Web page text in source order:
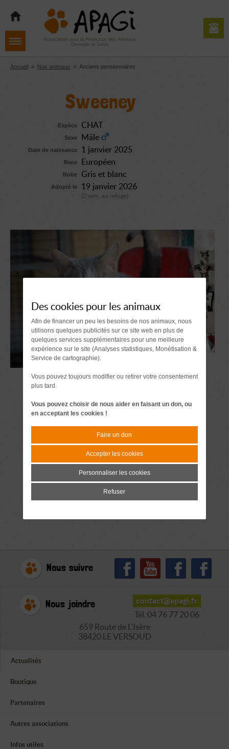
navigation
contenu
Aller
pied
de
Association pour la Protection des Animaux
Grenoble et Isère
Accueil » Nos animaux » Anciens pensionnaires
Sweeney
Espèce CHAT
Sexe Mâle
Date de naissance 1 janvier 2025
Race Européen
Robe Gris et blanc
Adopté le 19 janvier 2026
(2 sem. au refuge)
Nous suivre
Nous joindre
contact@apagi.fr
Tél. 04 76 77 20 06
659 Route de L'Isère
38420 LE VERSOUD
Actualités
Boutique
Partenaires
Autres associations
Infos utiles
Des cookies pour les animaux
Afin de financer un peu les besoins de nos animaux, nous
utilisons quelques publicités sur ce site web en plus de
quelques services supplémentaires pour une meilleure
expérience sur le site (Analyses statistiques, Monétisation &
Service de cartographie).
Vous pouvez toujours modifier ou retirer votre consentement
plus tard.
Vous pouvez choisir de nous aider en faisant un don, ou
en acceptant les cookies !
Faire un don
Accepter les cookies
Personnaliser les cookies
Refuser